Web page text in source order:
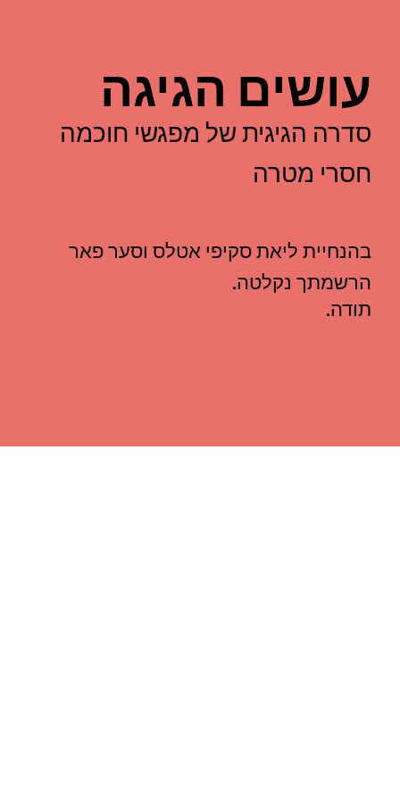
עושים הגיגה
סדרה הגיגית של מפגשי חוכמה
חסרי מטרה
בהנחיית ליאת סקיפי אטלס וסער פאר
הרשמתך נקלטה.
תודה.